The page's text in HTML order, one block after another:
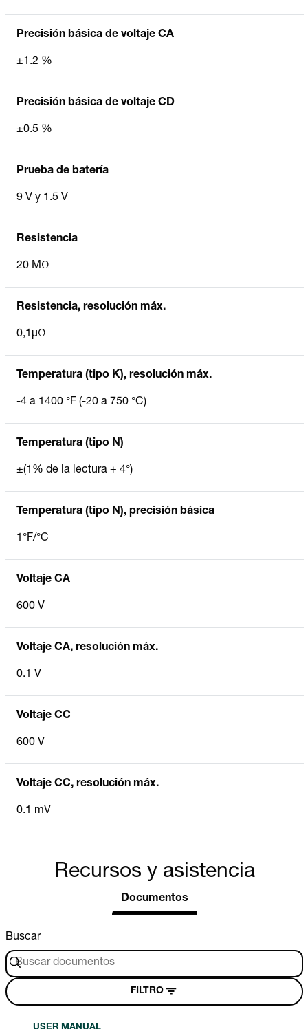
Precisión básica de voltaje CA
±1.2 %
Precisión básica de voltaje CD
±0.5 %
Prueba de batería
9 V y 1.5 V
Resistencia
20 MΩ
Resistencia, resolución máx.
0,1µΩ
Temperatura (tipo K), resolución máx.
-4 a 1400 °F (-20 a 750 °C)
Temperatura (tipo N)
±(1% de la lectura + 4°)
Temperatura (tipo N), precisión básica
1°F/°C
Voltaje CA
600 V
Voltaje CA, resolución máx.
0.1 V
Voltaje CC
600 V
Voltaje CC, resolución máx.
0.1 mV
Recursos y asistencia
Documentos
Buscar
FILTRO